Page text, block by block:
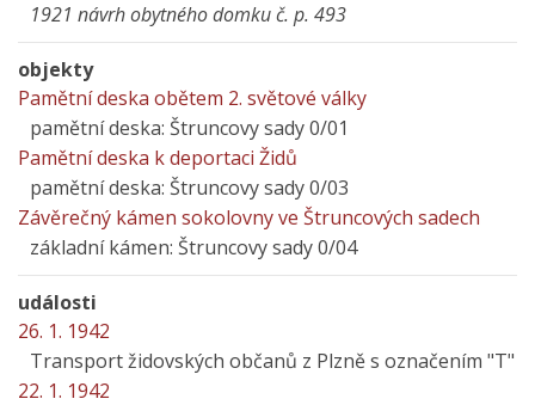
1921 návrh obytného domku č. p. 493
objekty
Pamětní deska obětem 2. světové války
pamětní deska: Štruncovy sady 0/01
Pamětní deska k deportaci Židů
pamětní deska: Štruncovy sady 0/03
Závěrečný kámen sokolovny ve Štruncových sadech
základní kámen: Štruncovy sady 0/04
události
26. 1. 1942
Transport židovských občanů z Plzně s označením "T"
22. 1. 1942